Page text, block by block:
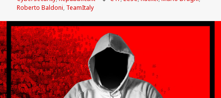
Roberto Baldoni, TeamItaly